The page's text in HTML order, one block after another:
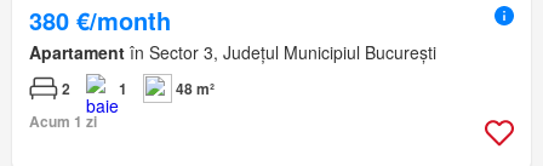
380 €/month
Apartament în Sector 3, Județul Municipiul București
2 1
48 m²
Acum 1 zi